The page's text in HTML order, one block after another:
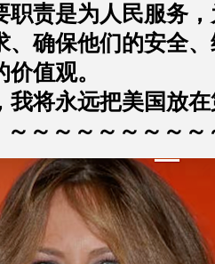
职责是为人民服务
、确保他们的安全
值观。
我将永远把美国放
～～～～～～～～～